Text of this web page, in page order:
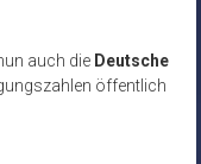
auch die Deutsche
öffentlich